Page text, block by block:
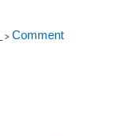
> Comment